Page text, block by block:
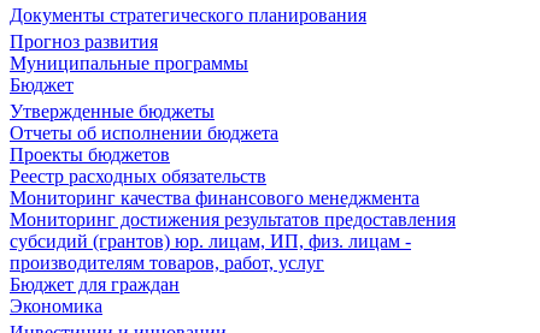
Документы стратегического планирования
Прогноз развития
Муниципальные программы
Бюджет
Утвержденные бюджеты
Отчеты об исполнении бюджета
Проекты бюджетов
Реестр расходных обязательств
Мониторинг качества финансового менеджмента
Мониторинг достижения результатов предоставления
субсидий (грантов) юр. лицам, ИП, физ. лицам -
производителям товаров, работ, услуг
Бюджет для граждан
Экономика